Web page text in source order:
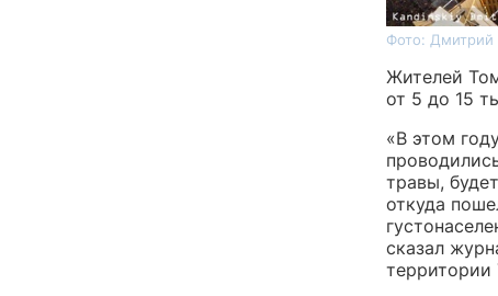
Фото: Дмитрий
Жителей
от 5 до 15
«В этом
травы,
откуда
сказал
территории